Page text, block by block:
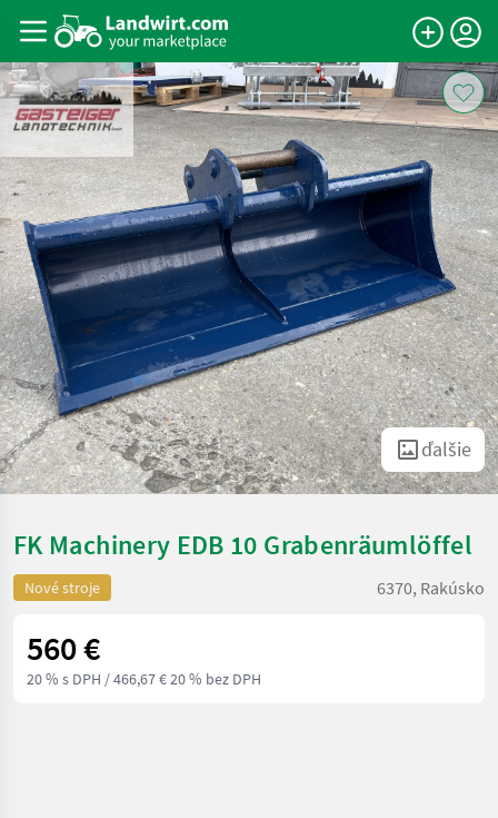
ďalšie
FK Machinery EDB 10 Grabenräumlöffel
Nové stroje 6370, Rakúsko
560 €
20 % s DPH / 466,67 € 20 % bez DPH